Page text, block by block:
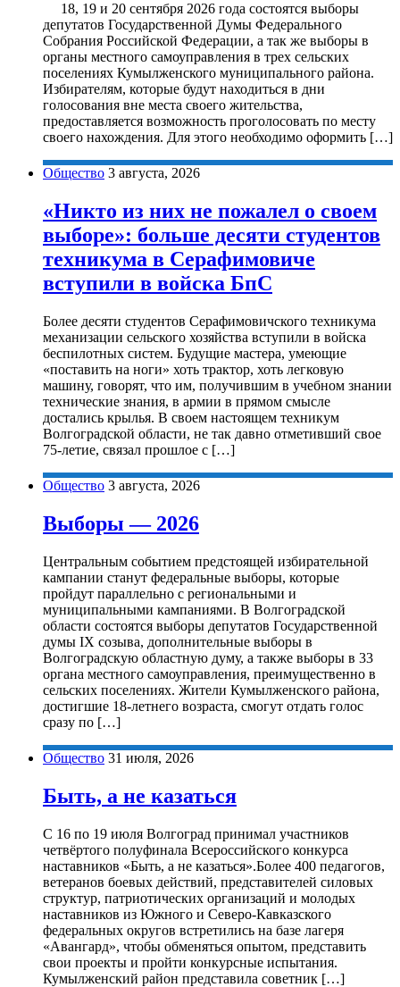
18, 19 и 20 сентября 2026 года состоятся выборы
депутатов Государственной Думы Федерального
Собрания Российской Федерации, а так же выборы в
органы местного самоуправления в трех сельских
поселениях Кумылженского муниципального района.
Избирателям, которые будут находиться в дни
голосования вне места своего жительства,
предоставляется возможность проголосовать по месту
своего нахождения. Для этого необходимо оформить […]
Общество 3 августа, 2026
«Никто из них не пожалел о своем
выборе»: больше десяти студентов
техникума в Серафимовиче
вступили в войска БпС
Более десяти студентов Серафимовичского техникума
механизации сельского хозяйства вступили в войска
беспилотных систем. Будущие мастера, умеющие
«поставить на ноги» хоть трактор, хоть легковую
машину, говорят, что им, получившим в учебном знании
технические знания, в армии в прямом смысле
достались крылья. В своем настоящем техникум
Волгоградской области, не так давно отметивший свое
75-летие, связал прошлое с […]
Общество 3 августа, 2026
Выборы — 2026
Центральным событием предстоящей избирательной
кампании станут федеральные выборы, которые
пройдут параллельно с региональными и
муниципальными кампаниями. В Волгоградской
области состоятся выборы депутатов Государственной
думы IX созыва, дополнительные выборы в
Волгоградскую областную думу, а также выборы в 33
органа местного самоуправления, преимущественно в
сельских поселениях. Жители Кумылженского района,
достигшие 18-летнего возраста, смогут отдать голос
сразу по […]
Общество 31 июля, 2026
Быть, а не казаться
С 16 по 19 июля Волгоград принимал участников
четвёртого полуфинала Всероссийского конкурса
наставников «Быть, а не казаться».Более 400 педагогов,
ветеранов боевых действий, представителей силовых
структур, патриотических организаций и молодых
наставников из Южного и Северо-Кавказского
федеральных округов встретились на базе лагеря
«Авангард», чтобы обменяться опытом, представить
свои проекты и пройти конкурсные испытания.
Кумылженский район представила советник […]